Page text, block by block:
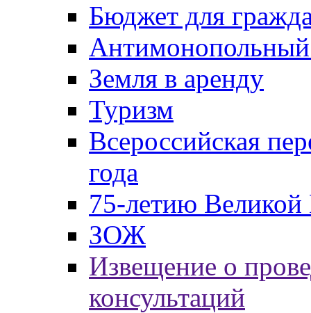
Бюджет для
Антимонопольный
Земля в аренду
Туризм
Всероссийская
года
75-летию
ЗОЖ
Извещение о
консультаций